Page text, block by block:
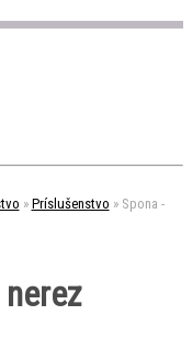
» Príslušenstvo » Spona -
nerez